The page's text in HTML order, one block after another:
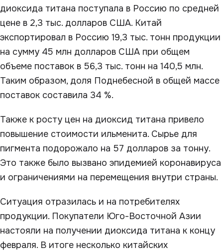
диоксида титана поступала в Россию по средней
цене в 2,3 тыс. долларов США. Китай
экспортировал в Россию 19,3 тыс. тонн продукции
на сумму 45 млн долларов США при общем
объеме поставок в 56,3 тыс. тонн на 140,5 млн.
Таким образом, доля Поднебесной в общей массе
поставок составила 34 %.
Также к росту цен на диоксид титана привело
повышение стоимости ильменита. Сырье для
пигмента подорожало на 57 долларов за тонну.
Это также было вызвано эпидемией коронавируса
и ограничениями на перемещения внутри страны.
Ситуация отразилась и на потребителях
продукции. Покупатели Юго-Восточной Азии
настояли на получении диоксида титана к концу
февраля. В итоге несколько китайских